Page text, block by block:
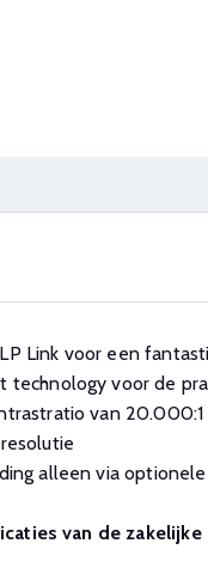
Link voor een
technology voor de
van
alleen via
van de zakelijke